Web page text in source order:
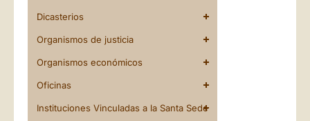
Dicasterios
Organismos de justicia
Organismos económicos
Oficinas
Instituciones Vinculadas a la Santa Sede